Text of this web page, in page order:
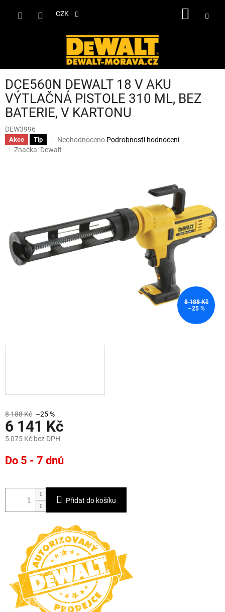
CZK
DCE560N DEWALT 18 V AKU
VÝTLAČNÁ PISTOLE 310 ML, BEZ
BATERIE, V KARTONU
DEW3996
Akce Tip
Průměrné
hodnocení
Neohodnoceno Podrobnosti hodnocení
Značka: Dewalt
8 188 Kč
–25 %
8 188 Kč –25 %
6 141 Kč
5 075 Kč bez DPH
cena:
Do 5 - 7 dnů
Přidat do košíku